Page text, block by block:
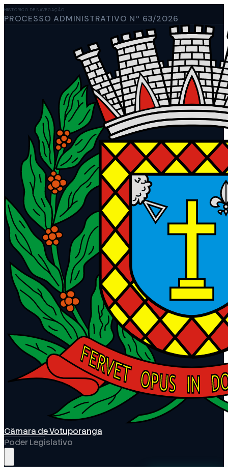
HISTÓRICO DE NAVEGAÇÃO
PROCESSO ADMINISTRATIVO Nº 63/2026
Câmara de Votuporanga
Poder Legislativo